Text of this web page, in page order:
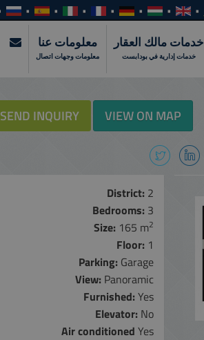
خدمات مالك العقار
خدمات إدارية في بودابست
معلومات عنا
معلومات وجهات اتصال
VIEW ON MAP
SEND INQUIRY
District: 2
Bedrooms: 3
Size: 165 m2
Floor: 1
Parking: Garage
View: Panoramic
Furnished: Yes
Elevator: No
Air conditioned Yes